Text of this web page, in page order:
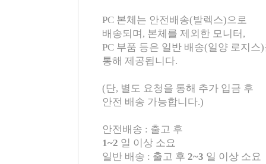
PC 본체는 안전배송(발렉스)으로
배송되며, 본체를 제외한 모니터,
PC 부품 등은 일반 배송(일양 로지스
통해 제공됩니다.
(단, 별도 요청을 통해 추가 입금 후
안전 배송 가능합니다.)
안전배송 : 출고 후
1~2 일 이상 소요
일반 배송 : 출고 후 2~3 일 이상 소요